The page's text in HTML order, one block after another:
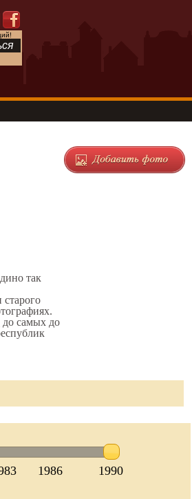
так
до самых до
1986 1990